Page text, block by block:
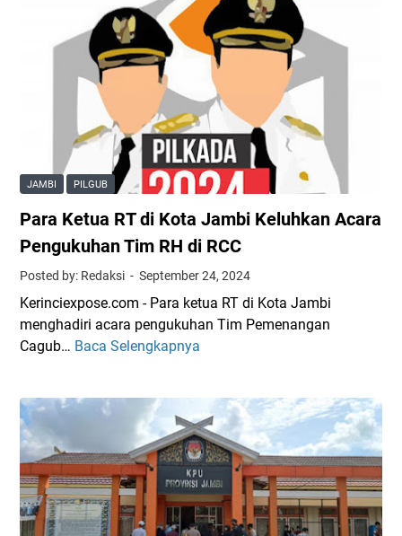
h
g
u
N
r
k
o
b
d
a
k
l
n
j
u
t
V
i
o
V
i
a
l
a
g
u
b
V
i
d
o
C
a
g
u
R
B
a
g
i
g
D
u
i
t
JAMBI PILGUB
Para Ketua RT di Kota Jambi Keluhkan Acara
Pengukuhan Tim RH di RCC
Posted by: Redaksi September 24, 2024
Kerinciexpose.com - Para ketua RT di Kota Jambi
menghadiri acara pengukuhan Tim Pemenangan
Cagub… Baca Selengkapnya
K
e
t
u
a